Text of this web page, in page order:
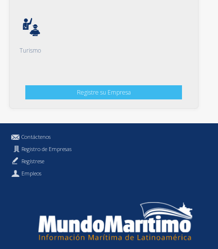
Turismo
Registre su Empresa
Contáctenos
Registro de Empresas
Regístrese
Empleos